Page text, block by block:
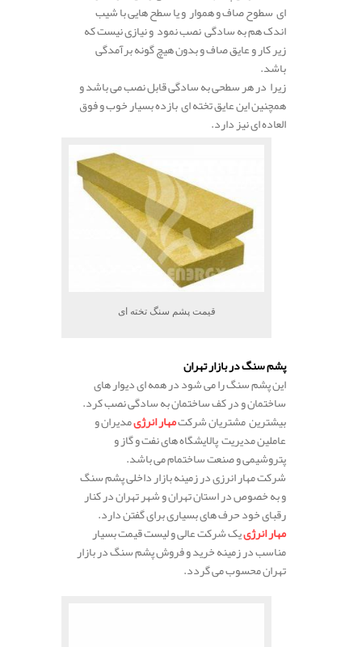
ای سطوح صاف و هموار و یا سطح هایی با شیب
اندک هم به سادگی نصب نمود و نیازی نیست که
زیر کار و عایق صاف و بدون هیچ گونه برآمدگی
باشد.
زیرا در هر سطحی به سادگی قابل نصب می باشد و
همچنین این عایق تخته ای بازده بسیار خوب و فوق
العاده ای نیز دارد.
قیمت پشم سنگ تخته ای
پشم سنگ در بازار تهران
این پشم سنگ را می شود در همه ای دیوار های
ساختمان و در کف ساختمان به سادگی نصب کرد.
بیشترین مشتریان شرکتمهار انرژیمدیران و
عاملین مدیریت پالایشگاه های نفت و گاز و
پتروشیمی و صنعت ساختمام می باشد.
شرکت مهار انرزی در زمینه بازار داخلی پشم سنگ
و به خصوص در استان تهران و شهر تهران در کنار
رقبای خود حرف های بسیاری برای گفتن دارد.
مهار انرژییک شرکت عالی و لیست قیمت بسیار
مناسب در زمینه خرید و فروش پشم سنگ در بازار
تهران محسوب می گردد.